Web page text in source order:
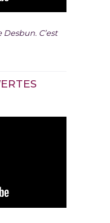
Desbun. C’est